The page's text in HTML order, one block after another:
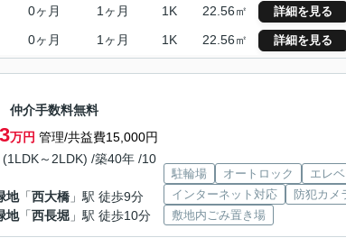
0ヶ月 1ヶ月 1K 22.56㎡ 詳細を見る
0ヶ月 1ヶ月 1K 22.56㎡ 詳細を見る
仲介手数料無料
万円 管理/共益費15,000円
～2LDK) /築40年 /10
地「西大橋 」駅 徒歩9分
地「西長堀 」駅 徒歩10分
駐輪場 オートロック
エレ
インターネット対応
防犯カメ
敷地内ごみ置き場